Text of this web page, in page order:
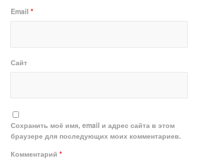
Email*
Сайт
Сохранить моё имя, email и адрес сайта в этом
браузере для последующих моих комментариев.
Комментарий*